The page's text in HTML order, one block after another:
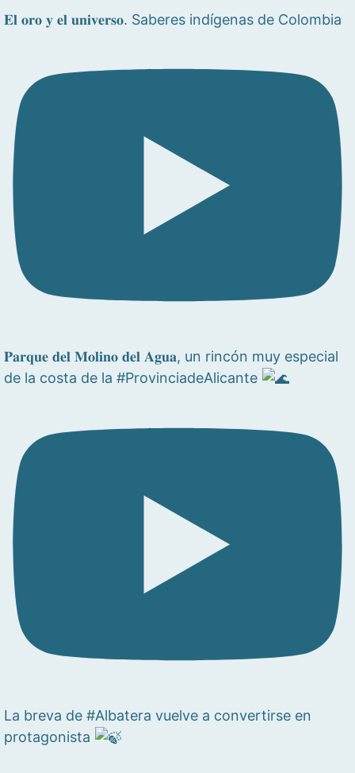
𝐄𝐥 𝐨𝐫𝐨 𝐲 𝐞𝐥 𝐮𝐧𝐢𝐯𝐞𝐫𝐬𝐨. Saberes indígenas de Colombia
𝐏𝐚𝐫𝐪𝐮𝐞 𝐝𝐞𝐥 𝐌𝐨𝐥𝐢𝐧𝐨 𝐝𝐞𝐥 𝐀𝐠𝐮𝐚, un rincón muy especial
de la costa de la #ProvinciadeAlicante
La breva de #Albatera vuelve a convertirse en
protagonista